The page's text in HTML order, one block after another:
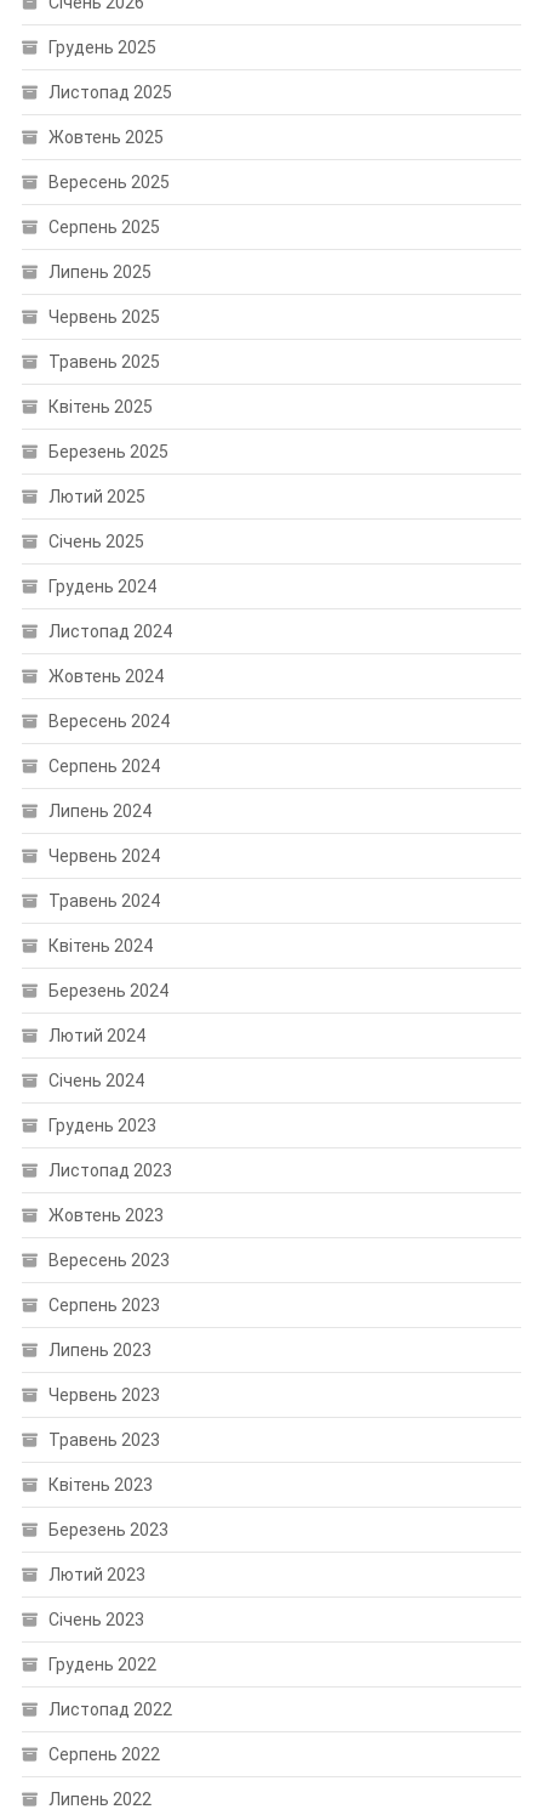
Грудень 2025
Листопад 2025
Жовтень 2025
Вересень 2025
Серпень 2025
Липень 2025
Червень 2025
Травень 2025
Квітень 2025
Березень 2025
Лютий 2025
Січень 2025
Грудень 2024
Листопад 2024
Жовтень 2024
Вересень 2024
Серпень 2024
Липень 2024
Червень 2024
Травень 2024
Квітень 2024
Березень 2024
Лютий 2024
Січень 2024
Грудень 2023
Листопад 2023
Жовтень 2023
Вересень 2023
Серпень 2023
Липень 2023
Червень 2023
Травень 2023
Квітень 2023
Березень 2023
Лютий 2023
Січень 2023
Грудень 2022
Листопад 2022
Серпень 2022
Липень 2022